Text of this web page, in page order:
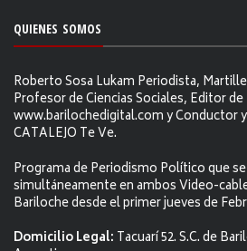
QUIENES SOMOS
Roberto Sosa Lukam Periodista,
Profesor de Ciencias Sociales, Editor de
www.barilochedigital.com y Conductor
CATALEJO Te Ve.
Programa de Periodismo Político que
simultáneamente en ambos Video-
Bariloche desde el primer jueves de
Domicilio Legal: Tacuarí 52. S.C. de